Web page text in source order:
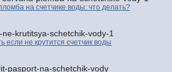
на счетчике воды: что делать?
если не крутится счетчик воды